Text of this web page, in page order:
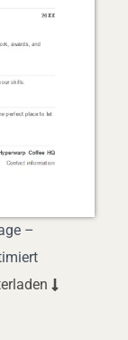
–